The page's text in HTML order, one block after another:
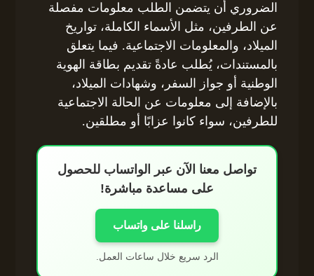
الضروري أن يتضمن الطلب معلومات مفصلة
عن الطرفين، مثل الأسماء الكاملة، تواريخ
الميلاد، والمعلومات الاجتماعية. فيما يتعلق
بالمستندات، يُطلب عادةً تقديم بطاقة الهوية
الوطنية أو جواز السفر، وشهادات الميلاد،
بالإضافة إلى معلومات عن الحالة الاجتماعية
للطرفين، سواء كانوا عزابًا أو مطلقين.
تواصل معنا الآن عبر الواتساب للحصول
على مساعدة مباشرة!
راسلنا على واتساب
الرد سريع خلال ساعات العمل.